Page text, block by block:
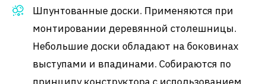
Шпунтованные доски. Применяются при
монтировании деревянной столешницы.
Небольшие доски обладают на боковинах
выступами и впадинами. Собираются по